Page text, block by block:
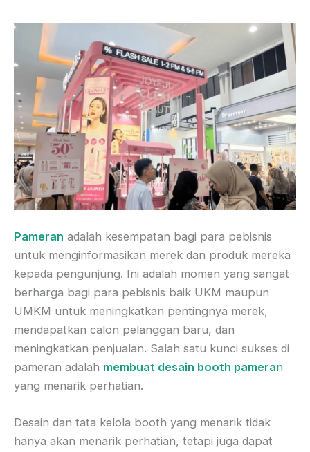
Pameran adalah kesempatan bagi para pebisnis
untuk menginformasikan merek dan produk mereka
kepada pengunjung. Ini adalah momen yang sangat
berharga bagi para pebisnis baik UKM maupun
UMKM untuk meningkatkan pentingnya merek,
mendapatkan calon pelanggan baru, dan
meningkatkan penjualan. Salah satu kunci sukses di
pameran adalah membuat desain booth pameran
yang menarik perhatian.
Desain dan tata kelola booth yang menarik tidak
hanya akan menarik perhatian, tetapi juga dapat